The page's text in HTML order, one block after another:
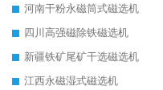
河南干粉永磁筒式磁选机
四川高强磁除铁磁选机
新疆铁矿尾矿干选磁选机
江西永磁湿式磁选机